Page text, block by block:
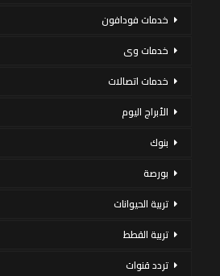
خدمات فودافون
خدمات وى
خدمات اتصالات
الأبراج اليوم
بنوك
بورصة
تربية الحيوانات
تربية القطط
تردد قنوات